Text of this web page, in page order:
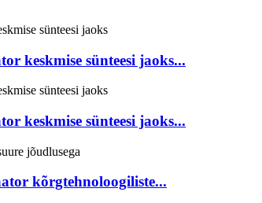
keskmise sünteesi jaoks...
keskmise sünteesi jaoks...
kõrgtehnoloogiliste...